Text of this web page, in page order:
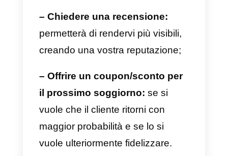
benvenuto:non si tratta solo di
sentire coccolati e considerati,
è utile anche per fornire loro delle
informazioni utili sui servizi
dell’hotel/resort cui possono